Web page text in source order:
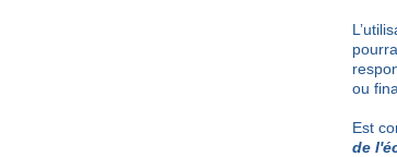
ou
Est
de